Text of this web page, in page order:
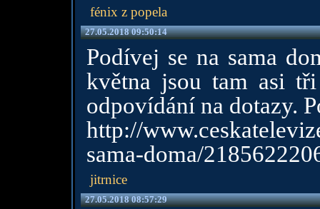
fénix z popela
27.05.2018 09:50:14
Podívej se na sama
května jsou tam asi
odpovídání na dotazy.
http://
sama-doma/
jitrnice
27.05.2018 08:57:29